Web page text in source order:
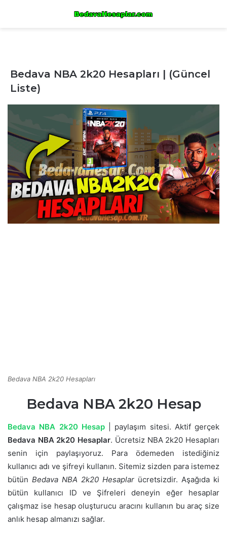
Bedava NBA 2k20 Hesapları | (Güncel
Liste)
Bedava NBA 2k20 Hesapları
Bedava NBA 2k20 Hesap
Bedava NBA 2k20 Hesap| paylaşım sitesi. Aktif gerçek
Bedava NBA 2k20 Hesaplar. Ücretsiz NBA 2k20 Hesapları
senin için paylaşıyoruz. Para ödemeden istediğiniz
kullanıcı adı ve şifreyi kullanın. Sitemiz sizden para istemez
bütün Bedava NBA 2k20 Hesaplar ücretsizdir. Aşağıda ki
bütün kullanıcı ID ve Şifreleri deneyin eğer hesaplar
çalışmaz ise hesap oluşturucu aracını kullanın bu araç size
anlık hesap almanızı sağlar.